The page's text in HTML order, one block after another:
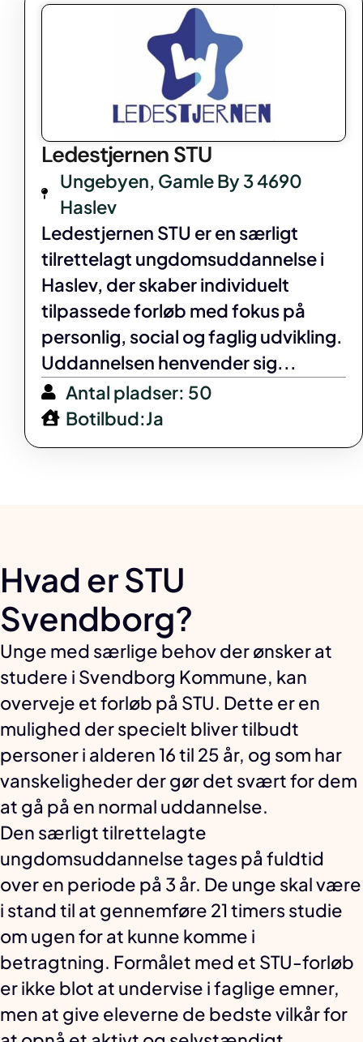
Ledestjernen STU
Ungebyen, Gamle By 3 4690
Haslev
Ledestjernen STU er en særligt
tilrettelagt ungdomsuddannelse i
Haslev, der skaber individuelt
tilpassede forløb med fokus på
personlig, social og faglig udvikling.
Uddannelsen henvender sig...
Antal pladser: 50
Botilbud:Ja
Hvad er STU
Svendborg?
Unge med særlige behov der ønsker at
studere i Svendborg Kommune, kan
overveje et forløb på STU. Dette er en
mulighed der specielt bliver tilbudt
personer i alderen 16 til 25 år, og som har
vanskeligheder der gør det svært for dem
at gå på en normal uddannelse.
Den særligt tilrettelagte
ungdomsuddannelse tages på fuldtid
over en periode på 3 år. De unge skal være
i stand til at gennemføre 21 timers studie
om ugen for at kunne komme i
betragtning. Formålet med et STU-forløb
er ikke blot at undervise i faglige emner,
men at give eleverne de bedste vilkår for